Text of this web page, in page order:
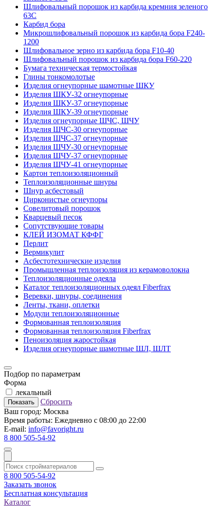
Шлифовальный порошок из карбида кремния зеленого
63С
Карбид бора
Микрошлифовальный порошок из карбида бора F240-
1200
Шлифовальное зерно из карбида бора F10-40
Шлифовальный порошок из карбида бора F60-220
Бумага техническая термостойкая
Глины тонкомолотые
Изделия огнеупорные шамотные ШКУ
Изделия ШКУ-32 огнеупорные
Изделия ШКУ-37 огнеупорные
Изделия ШКУ-39 огнеупорные
Изделия огнеупорные ШЧС, ШЧУ
Изделия ШЧС-30 огнеупорные
Изделия ШЧС-37 огнеупорные
Изделия ШЧУ-30 огнеупорные
Изделия ШЧУ-37 огнеупорные
Изделия ШЧУ-41 огнеупорные
Картон теплоизоляционный
Теплоизоляционные шнуры
Шнур асбестовый
Цирконистые огнеупоры
Совелитовый порошок
Кварцевый песок
Сопутствующие товары
КЛЕЙ ИЗОМАТ КФФГ
Перлит
Вермикулит
Асбесто­технические изделия
Промышленная теплоизоляция из керамоволокна
Теплоизоляционные одеяла
Каталог теплоизоляционных одеял Fiberfrax
Веревки, шнуры, соединения
Ленты, ткани, оплетки
Модули теплоизоляционные
Формованная теплоизоляция
Формованная теплоизоляция Fiberfrax
Пеноизоляция жаростойкая
Изделия огнеупорные шамотные ШЛ, ШЛТ
Подбор по параметрам
Форма
лекальный
Показать
Сбросить
Ваш город: Москва
Время работы: Ежедневно с 08:00 до 22:00
E-mail: info@favoright.ru
8 800 505-54-92
8 800 505-54-92
Заказать звонок
Бесплатная консультация
Каталог